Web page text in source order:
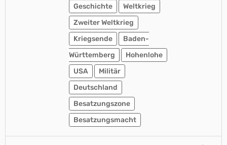
Geschichte
Weltkrieg
Zweiter Weltkrieg
Kriegsende
Baden-
Württemberg
Hohenlohe
USA
Militär
Deutschland
Besatzungszone
Besatzungsmacht